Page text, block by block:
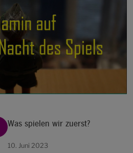
Was spielen wir zuerst?
10. Juni 2023